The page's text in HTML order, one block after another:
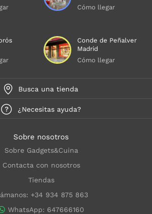
Cómo llegar
Conde de Peñalver
Madrid
Cómo llegar
Busca una tienda
¿Necesitas ayuda?
Sobre nosotros
Sobre Gadgets&Cuina
Contacta con nosotros
Tiendas
+34 934 875 863
WhatsApp: 647666160